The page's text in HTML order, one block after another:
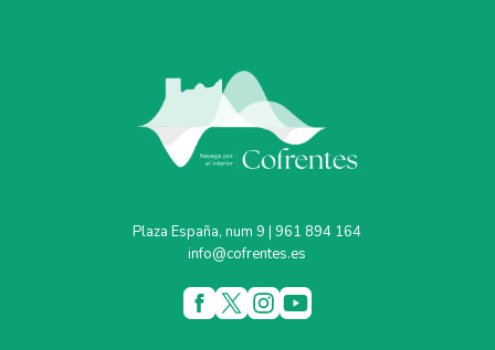
Plaza España, num 9 | 961 894 164
info@cofrentes.es